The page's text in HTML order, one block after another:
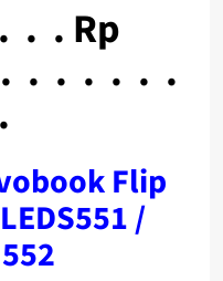
. Rp
. . . . . . .
Flip
/